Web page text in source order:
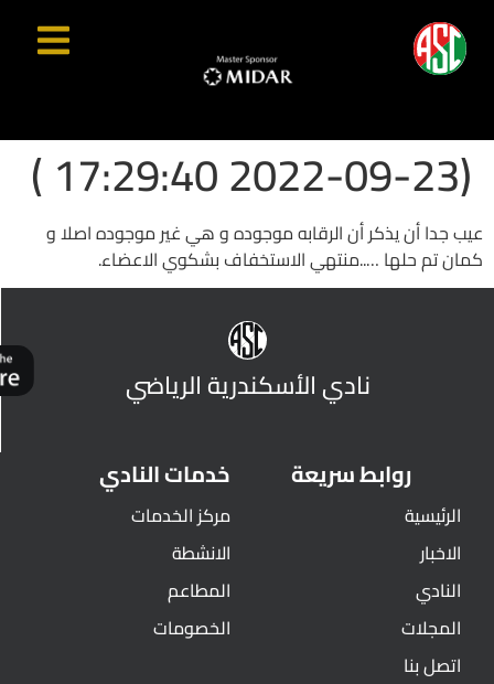
(2022-09-23 17:29:40 )
عيب جدا أن يذكر أن الرقابه موجوده و هي غير موجوده اصلا و
كمان تم حلها …..منتهي الاستخفاف بشكوي الاعضاء.
نادي الأسكندرية الرياضي
روابط سريعة
الرئيسية
الاخبار
النادي
المجلات
اتصل بنا
خدمات النادي
مركز الخدمات
الانشطة
المطاعم
الخصومات